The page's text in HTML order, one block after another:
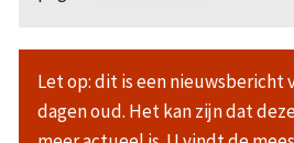
Let op: dit is een nieuwsbericht
dagen oud. Het kan zijn dat